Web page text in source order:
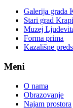
Galerija grada
Stari grad
Muzej
Forma prima
Kazališne
Meni
O nama
Obrazovanje
Najam prostora